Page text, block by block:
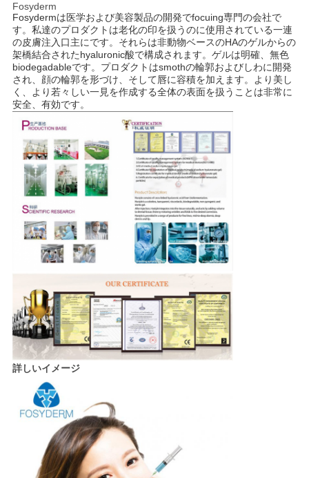
Fosyderm
Fosydermは医学および美容製品の開発でfocuing専門の会社で
す。私達のプロダクトは老化の印を扱うのに使用されている一連
の皮膚注入口主にです。それらは非動物ベースのHAのゲルからの
架橋結合されたhyaluronic酸で構成されます。ゲルは明確、無色
biodegadableです。プロダクトはsmothの輪郭およびしわに開発
され、顔の輪郭を形づけ、そして唇に容積を加えます。より美し
く、より若々しい一見を作成する全体の表面を扱うことは非常に
安全、有効です。
詳しいイメージ